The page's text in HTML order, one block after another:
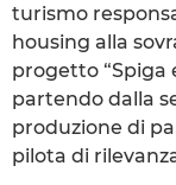
turismo
housing alla
progetto “Spiga
partendo dalla
produzione di
pilota di